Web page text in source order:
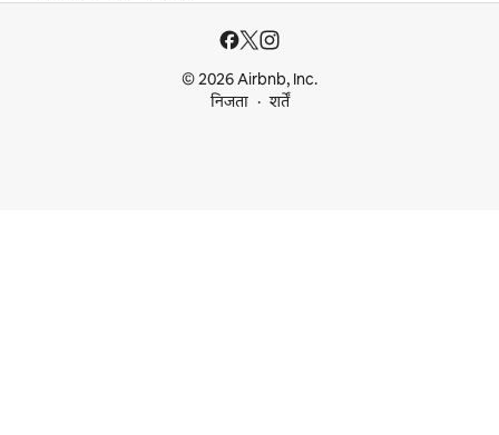
© 2026 Airbnb, Inc.
निजता
शर्तें